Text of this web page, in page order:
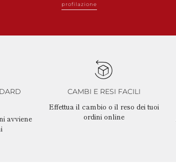
profilazione
avviene
CAMBI E RESI FACILI
Effettua il cambio o il reso dei tuoi
ordini online